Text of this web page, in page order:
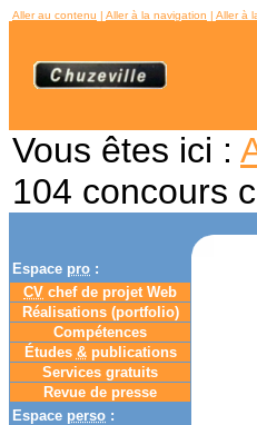
Aller au contenu | Aller à la navigation | Aller à
Vous êtes ici :
104 concours
Espace pro :
CV chef de projet Web
Réalisations (portfolio)
Compétences
Études &publications
Services gratuits
Revue de presse
Espace perso :